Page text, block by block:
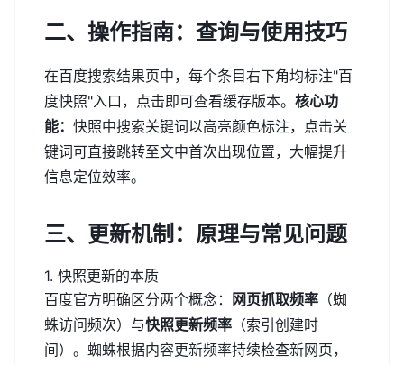
二、操作指南：查询与使用技巧
在百度搜索结果页中，每个条目右下角均标注"百
度快照"入口，点击即可查看缓存版本。 核心功
能： 快照中搜索关键词以高亮颜色标注，点击关
键词可直接跳转至文中首次出现位置，大幅提升
信息定位效率。
三、更新机制：原理与常见问题
1. 快照更新的本质
百度官方明确区分两个概念：
网页抓取频率 （蜘
蛛访问频次）与快照更新频率 （索引创建时
间）。蜘蛛根据内容更新频率持续检查新网页，